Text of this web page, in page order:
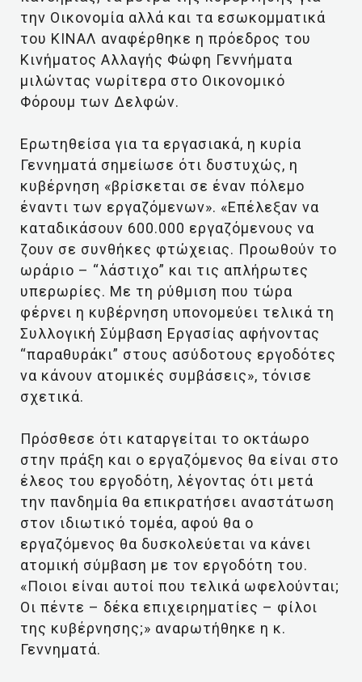
την Οικονομία αλλά και τα εσωκομματικά
του ΚΙΝΑΛ αναφέρθηκε η πρόεδρος του
Κινήματος Αλλαγής Φώφη Γεννήματα
μιλώντας νωρίτερα στο Οικονομικό
Φόρουμ των Δελφών.
Ερωτηθείσα για τα εργασιακά, η κυρία
Γεννηματά σημείωσε ότι δυστυχώς, η
κυβέρνηση «βρίσκεται σε έναν πόλεμο
έναντι των εργαζόμενων». «Επέλεξαν να
καταδικάσουν 600.000 εργαζόμενους να
ζουν σε συνθήκες φτώχειας. Προωθούν το
ωράριο – “λάστιχο” και τις απλήρωτες
υπερωρίες. Με τη ρύθμιση που τώρα
φέρνει η κυβέρνηση υπονομεύει τελικά τη
Συλλογική Σύμβαση Εργασίας αφήνοντας
“παραθυράκι” στους ασύδοτους εργοδότες
να κάνουν ατομικές συμβάσεις», τόνισε
σχετικά.
Πρόσθεσε ότι καταργείται το οκτάωρο
στην πράξη και ο εργαζόμενος θα είναι στο
έλεος του εργοδότη, λέγοντας ότι μετά
την πανδημία θα επικρατήσει αναστάτωση
στον ιδιωτικό τομέα, αφού θα ο
εργαζόμενος θα δυσκολεύεται να κάνει
ατομική σύμβαση με τον εργοδότη του.
«Ποιοι είναι αυτοί που τελικά ωφελούνται;
Οι πέντε – δέκα επιχειρηματίες – φίλοι
της κυβέρνησης;» αναρωτήθηκε η κ.
Γεννηματά.